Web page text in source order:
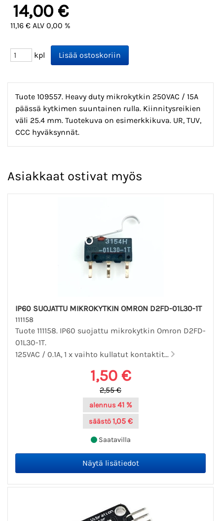
14,00 €
11,16 € ALV 0,00 %
kpl
Tuote 109557. Heavy duty mikrokytkin 250VAC / 15A
päässä kytkimen suuntainen rulla. Kiinnitysreikien
väli 25.4 mm. Tuotekuva on esimerkkikuva. UR, TUV,
CCC hyväksynnät.
Asiakkaat ostivat myös
IP60 SUOJATTU MIKROKYTKIN OMRON D2FD-01L30-1T
111158
Tuote 111158. IP60 suojattu mikrokytkin Omron D2FD-
01L30-1T.
125VAC / 0.1A, 1 x vaihto kullatut kontaktit...
1,50 €
2,55 €
alennus 41 %
säästö 1,05 €
Saatavilla